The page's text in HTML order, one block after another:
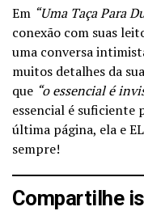
Em “Uma Taça Para
conexão com suas
uma conversa
muitos detalhes da
que “o essencial é
essencial é suficiente
última página, ela e
sempre!
Compartilhe